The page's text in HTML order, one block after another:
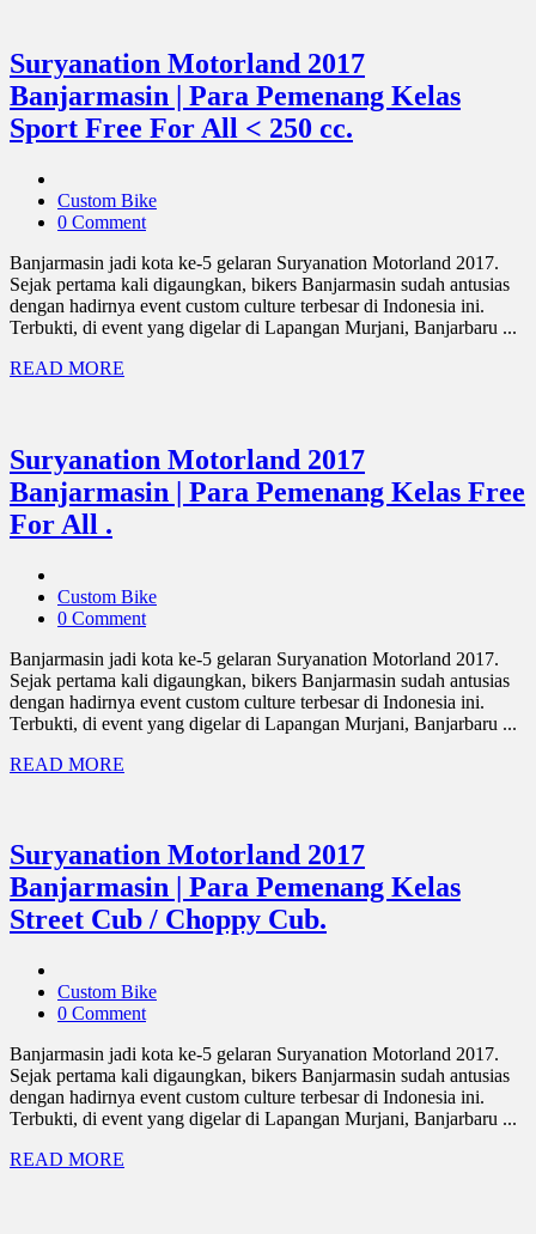
Suryanation Motorland 2017
Banjarmasin | Para Pemenang Kelas
Sport Free For All < 250 cc.
Custom Bike
0 Comment
Banjarmasin jadi kota ke-5 gelaran Suryanation Motorland 2017.
Sejak pertama kali digaungkan, bikers Banjarmasin sudah antusias
dengan hadirnya event custom culture terbesar di Indonesia ini.
Terbukti, di event yang digelar di Lapangan Murjani, Banjarbaru ...
READ MORE
Suryanation Motorland 2017
Banjarmasin | Para Pemenang Kelas Free
For All .
Custom Bike
0 Comment
Banjarmasin jadi kota ke-5 gelaran Suryanation Motorland 2017.
Sejak pertama kali digaungkan, bikers Banjarmasin sudah antusias
dengan hadirnya event custom culture terbesar di Indonesia ini.
Terbukti, di event yang digelar di Lapangan Murjani, Banjarbaru ...
READ MORE
Suryanation Motorland 2017
Banjarmasin | Para Pemenang Kelas
Street Cub / Choppy Cub.
Custom Bike
0 Comment
Banjarmasin jadi kota ke-5 gelaran Suryanation Motorland 2017.
Sejak pertama kali digaungkan, bikers Banjarmasin sudah antusias
dengan hadirnya event custom culture terbesar di Indonesia ini.
Terbukti, di event yang digelar di Lapangan Murjani, Banjarbaru ...
READ MORE